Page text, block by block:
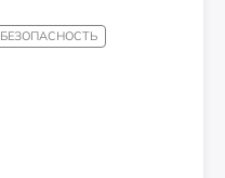
БЕЗОПАСНОСТЬ